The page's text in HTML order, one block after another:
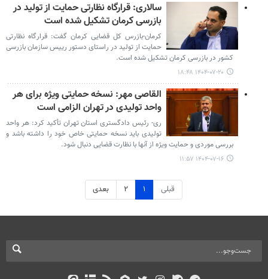
سالاری: قرارگاه نظارتی حمایت از تولید در
بازرسی کرمان تشکیل شده است
کرمان-بازرس کل قضایی کرمان گفت: قرارگاه نظارتی
حمایت از تولید در راستای دستور رییس سازمان بازرسی
کشور در بازرسی کرمان تشکیل شده است.
۱۴۰۴-۰۷-۲۰ ۱۸:۴۸
القاصی مهر: نسخه حمایتی ویژه برای هر
واحد تولیدی در تهران الزامی است
ری- رئیس دادگستری استان تهران تأکید کرد: هر واحد
تولیدی باید نسخه حمایتی خاص خود را داشته باشد و
بررسی موردی و حمایت ویژه از آنها با نظارت قضایی دنبال شود.
۱۴۰۴-۰۷-۱۶ ۱۱:۵۷
قبلی ۱ ۲ بعدی